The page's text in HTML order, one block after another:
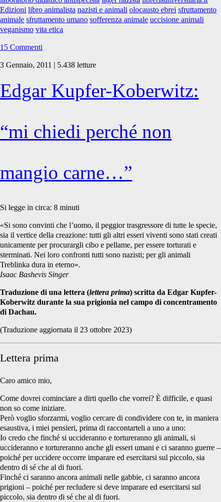
Edizioni libro animalista nazisti e animali olocausto ebrei sfruttamento
animale sfruttamento umano sofferenza animale uccisione animali
veganismo vita etica
15 Commenti
3 Gennaio, 2011 | 5.438 letture
Edgar Kupfer-Koberwitz:
“mi chiedi perché non
mangio carne…”
Si legge in circa: 8 minuti
«Si sono convinti che l’uomo, il peggior trasgressore di tutte le specie,
sia il vertice della creazione: tutti gli altri esseri viventi sono stati creati
unicamente per procurargli cibo e pellame, per essere torturati e
sterminati. Nei loro confronti tutti sono nazisti; per gli animali
Treblinka dura in eterno».
Isaac Bashevis Singer
Traduzione di una lettera (lettera prima) scritta da Edgar Kupfer-
Koberwitz durante la sua prigionia nel campo di concentramento
di Dachau.
(Traduzione aggiornata il 23 ottobre 2023)
Lettera prima
Caro amico mio,
Come dovrei cominciare a dirti quello che vorrei? È difficile, e quasi
non so come iniziare.
Però voglio sforzarmi, voglio cercare di condividere con te, in maniera
esaustiva, i miei pensieri, prima di raccontarteli a uno a uno:
Io credo che finché si uccideranno e tortureranno gli animali, si
uccideranno e tortureranno anche gli esseri umani e ci saranno guerre –
poiché per uccidere occorre imparare ed esercitarsi sul piccolo, sia
dentro di sé che al di fuori.
Finché ci saranno ancora animali nelle gabbie, ci saranno ancora
prigioni – poiché per recludere si deve imparare ed esercitarsi sul
piccolo, sia dentro di sé che al di fuori.